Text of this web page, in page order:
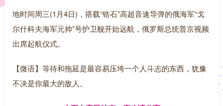
地时间周三(1月4日)，搭载“锆石”高超音速导弹的俄海军“戈
尔什科夫海军元帅”号护卫舰开始远航，俄罗斯总统普京视频
出席起航仪式。
【微语】等待和拖延是最容易压垮一个人斗志的东西，犹豫
不决是你最大的敌人。